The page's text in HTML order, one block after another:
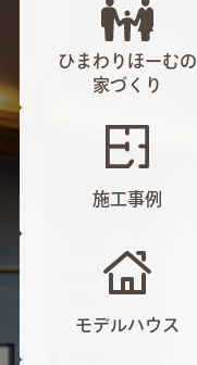
ひまわりほーむの
家づくり
施工事例
モデルハウス